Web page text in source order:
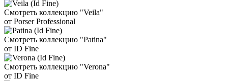
Смотреть коллекцию "Veila"
от Porser Professional
Смотреть коллекцию "Patina"
от ID Fine
Смотреть коллекцию "Verona"
от ID Fine